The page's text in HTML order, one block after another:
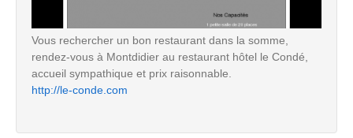
Vous rechercher un bon restaurant dans la somme,
rendez-vous à Montdidier au restaurant hôtel le Condé,
accueil sympathique et prix raisonnable.
http://le-conde.com